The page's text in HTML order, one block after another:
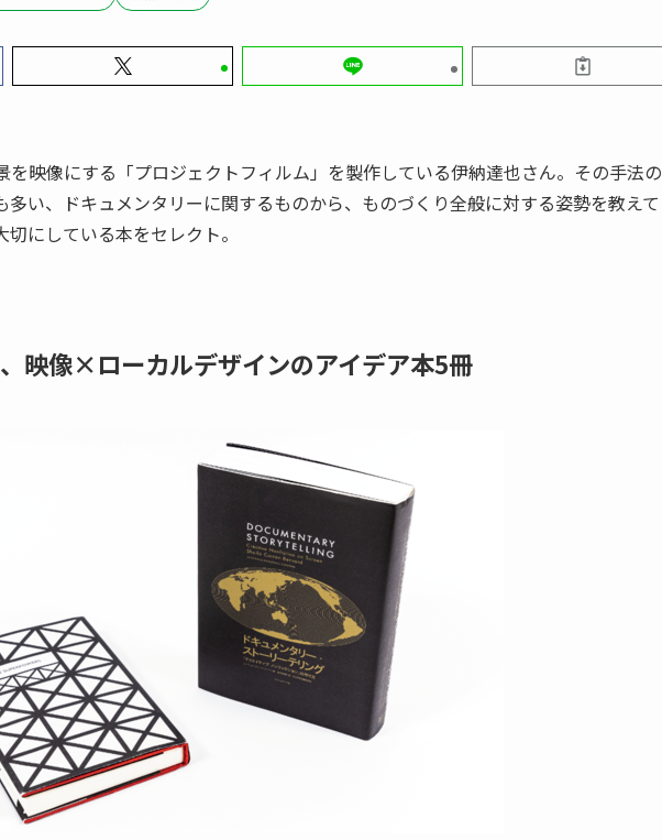
を映像にする「プロジェクトフィルム」を製作している伊納達也さん。その手法の
多い、ドキュメンタリーに関するものから、ものづくり全般に対する姿勢を教えて
にしている本をセレクト。
映像×ローカルデザインのアイデア本5冊